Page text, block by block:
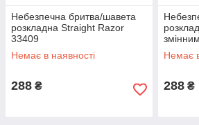
Небезпечна бритва/шавета
розкладна Straight Razor
33409
Немає в наявності
288 ₴
Немає
288 ₴